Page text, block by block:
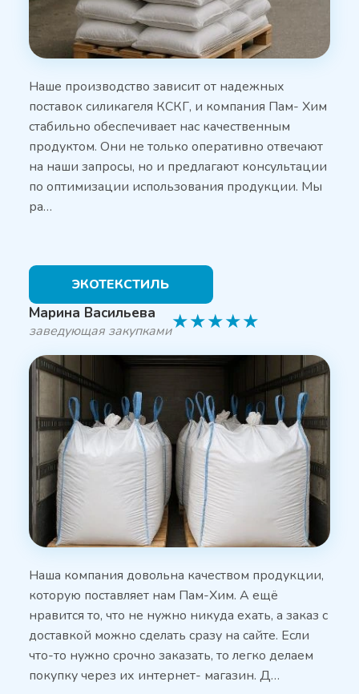
Наше производство зависит от надежных
поставок силикагеля КСКГ, и компания Пам- Хим
стабильно обеспечивает нас качественным
продуктом. Они не только оперативно отвечают
на наши запросы, но и предлагают консультации
по оптимизации использования продукции. Мы
ра…
ЭКОТЕКСТИЛЬ
Марина Васильева
заведующая закупками★★★★★
Наша компания довольна качеством продукции,
которую поставляет нам Пам-Хим. А ещё
нравится то, что не нужно никуда ехать, а заказ с
доставкой можно сделать сразу на сайте. Если
что-то нужно срочно заказать, то легко делаем
покупку через их интернет- магазин. Д…